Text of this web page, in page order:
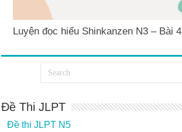
Luyện đọc hiểu Shinkanzen N3 – Bài 4
Đề Thi JLPT
Đề thi JLPT N5